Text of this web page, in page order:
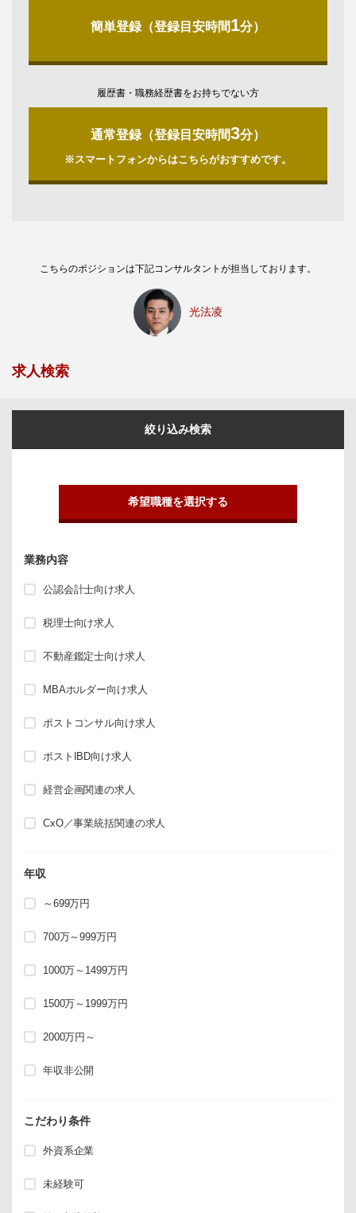
簡単登録（登録目安時間1分）
履歴書・職務経歴書をお持ちでない方
通常登録（登録目安時間3分）
※スマートフォンからはこちらがおすすめです。
こちらのポジションは下記コンサルタントが担当しております。
光法凌
求人検索
絞り込み検索
希望職種を選択する
業務内容
公認会計士向け求人
税理士向け求人
不動産鑑定士向け求人
MBAホルダー向け求人
ポストコンサル向け求人
ポストIBD向け求人
経営企画関連の求人
CxO／事業統括関連の求人
年収
～699万円
700万～999万円
1000万～1499万円
1500万～1999万円
2000万円～
年収非公開
こだわり条件
外資系企業
未経験可